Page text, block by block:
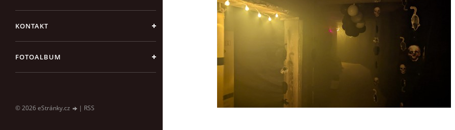
KONTAKT
FOTOALBUM
© 2026 eStránky.cz | RSS